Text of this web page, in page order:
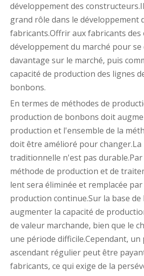
développement des
grand rôle dans le développement
fabricants.Offrir aux fabricants
développement du marché pour
davantage sur le marché, puis
capacité de production des lignes
bonbons.
En termes de méthodes de
production de bonbons doit
production et l'ensemble de la
doit être amélioré pour changer.La
traditionnelle n'est pas durable.Par
méthode de production et de
lent sera éliminée et remplacée
production continue.Sur la base
augmenter la capacité de
de valeur marchande, bien que le
une période difficile.Cependant, un
ascendant régulier peut être
fabricants, ce qui exige de la